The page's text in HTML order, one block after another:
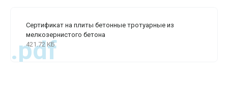
Сертификат на плиты бетонные тротуарные из
мелкозернистого бетона
421.72 КБ
.pdf